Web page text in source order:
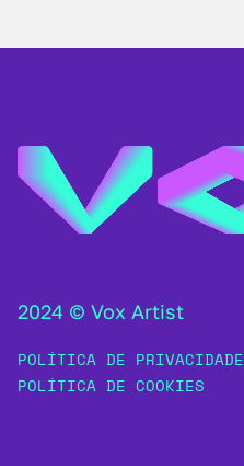
2024 © Vox Artist
POLÍTICA DE PRIVACIDADE
POLÍTICA DE COOKIES